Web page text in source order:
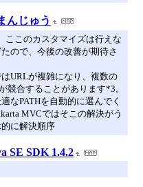
んじゅう
ここのカスタマイズは行えな
ので、今後の改善が期待さ
URLが複雑になり、複数の
競合することがあります*3。
なPATHを自動的に選んでく
MVCではそこの解決がう
に解決順序
SE SDK 1.4.2